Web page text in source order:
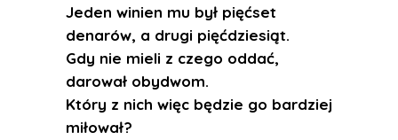
Jeden winien mu był pięćset
denarów, a drugi pięćdziesiąt.
Gdy nie mieli z czego oddać,
darował obydwom.
Który z nich więc będzie go bardziej
miłował?